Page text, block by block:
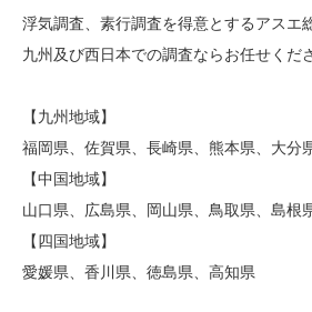
浮気調査、素行調査を得意とするアスエ
九州及び西日本での調査ならお任せくだ
【九州地域】
福岡県、佐賀県、長崎県、熊本県、大分
【中国地域】
山口県、広島県、岡山県、鳥取県、島根
【四国地域】
愛媛県、香川県、徳島県、高知県